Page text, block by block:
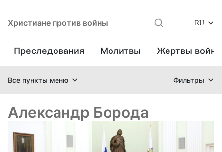
Христиане против войны RU
Преследования Молитвы Жертвы
Все пункты меню Фильтры
Александр Борода